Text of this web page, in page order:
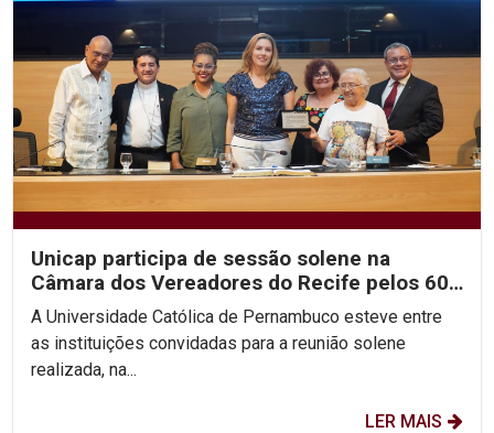
Unicap participa de sessão solene na
Câmara dos Vereadores do Recife pelos 60
anos do arcebispado...
A Universidade Católica de Pernambuco esteve entre
as instituições convidadas para a reunião solene
realizada, na...
LER MAIS